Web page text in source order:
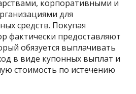
корпоративными и
для
средств. Покупая
фактически предоставляют
обязуется выплачивать
в виде купонных выплат и
стоимость по истечению